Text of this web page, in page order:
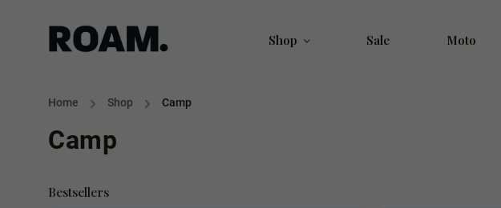
Shop Sale Moto
Home / Shop / Camp
Camp
Bestsellers